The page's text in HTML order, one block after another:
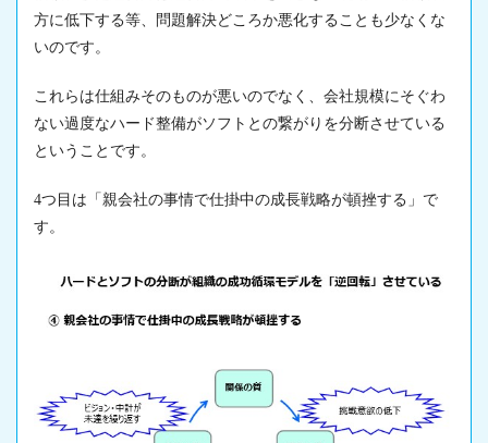
方に低下する等、問題解決どころか悪化することも少なくな
いのです。
これらは仕組みそのものが悪いのでなく、会社規模にそぐわ
ない過度なハード整備がソフトとの繋がりを分断させている
ということです。
4つ目は「親会社の事情で仕掛中の成長戦略が頓挫する」で
す。